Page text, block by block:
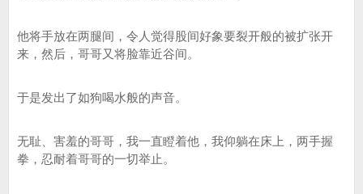
他将手放在两腿间，令人觉得股间好象要裂开般的被扩张开
来，然后，哥哥又将脸靠近谷间。
于是发出了如狗喝水般的声音。
无耻、害羞的哥哥，我一直瞪着他，我仰躺在床上，两手握
拳，忍耐着哥哥的一切举止。